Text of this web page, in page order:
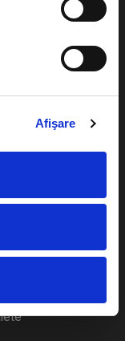
Afişare
bilete?
sau cash
acasa